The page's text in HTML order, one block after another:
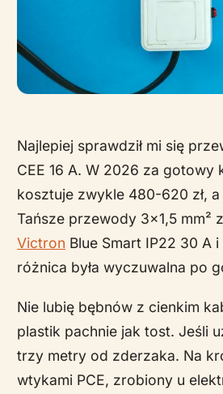
Najlepiej sprawdził mi się
CEE 16 A. W 2026 za gotowy
kosztuje zwykle 480-620 zł,
Tańsze przewody 3x1,5 mm²
Victron Blue Smart IP22 30 A
różnica była wyczuwalna po
Nie lubię bębnów z cienkim
plastik pachnie jak tost. Jeśli
trzy metry od zderzaka. Na
wtykami PCE, zrobiony u